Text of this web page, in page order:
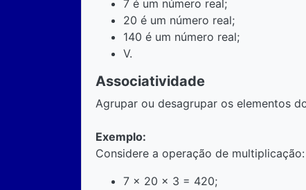
7 é um número real;
20 é um número real;
140 é um número real;
V.
Associatividade
Agrupar ou desagrupar os elementos
Exemplo:
Considere a operação de multiplicação:
7 x 20 x 3 = 420;